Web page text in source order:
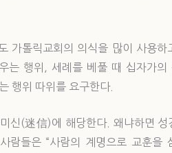
가톨릭교회의 의식을 많이 사용
는 행위, 세례를 베풀 때 십자가
행위 따위를 요구한다.
신(迷信)에 해당한다. 왜냐하면
람들은 “사람의 계명으로 교훈